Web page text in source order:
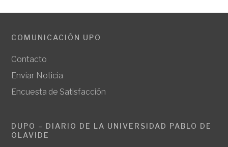
COMUNICACIÓN UPO
Contacto
Enviar Noticia
Encuesta de Satisfacción
DUPO – DIARIO DE LA UNIVERSIDAD PABLO DE
OLAVIDE